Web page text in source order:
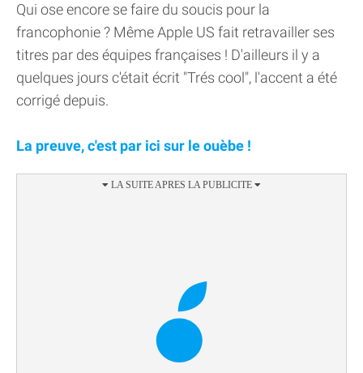
Qui ose encore se faire du soucis pour la
francophonie ? Même Apple US fait retravailler ses
titres par des équipes françaises ! D'ailleurs il y a
quelques jours c'était écrit "Trés cool", l'accent a été
corrigé depuis.
La preuve, c'est par ici sur le ouèbe !